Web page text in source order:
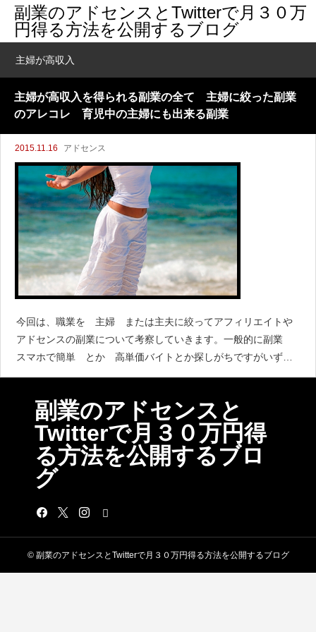
副業のアドセンスとTwitterで月３０万
円得る方法を公開するブログ
主婦が高収入
主婦が高収入を得られる副業の全て 主婦に絞った副業
のアレコレ 育児中の主婦にも出来る副業
2015.11.16 アドセンス
今回は、職業を 主婦 または主夫に絞ってアフィリエイトや
アドセンスの副業について考察していきます。一般的に副業
スマホで簡単 とか 高単価バイトとか探しがちですがいずれ
も労力がかなり伴います。主婦が高収入の報酬を得る副業とは
副業のアドセンスと
Twitterで月３０万円得
る方法を公開するブロ
グ
© 副業のアドセンスとTwitterで月３０万円得る方法を公開するブログ